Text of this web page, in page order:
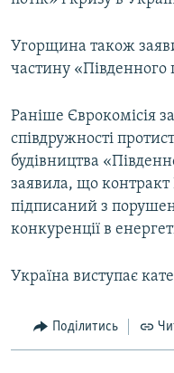
Угорщина також
частину «Південного
Раніше Єврокомісія
співдружності
будівництва
заявила, що контракт
підписаний з
конкуренції в
Україна виступає
Поділитись